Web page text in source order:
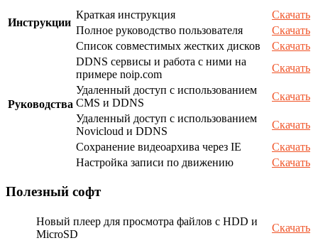
Инструкции
Краткая инструкция
Скачать
Полное руководство пользователя
Скачать
Руководства
Список совместимых жестких дисков
Скачать
DDNS сервисы и работа с ними на
примере noip.com
Скачать
Удаленный доступ с использованием
CMS и DDNS
Скачать
Удаленный доступ с использованием
Novicloud и DDNS
Скачать
Сохранение видеоархива через IE
Скачать
Настройка записи по движению
Скачать
Полезный софт
Новый плеер для просмотра файлов с HDD и
MicroSD
Скачать